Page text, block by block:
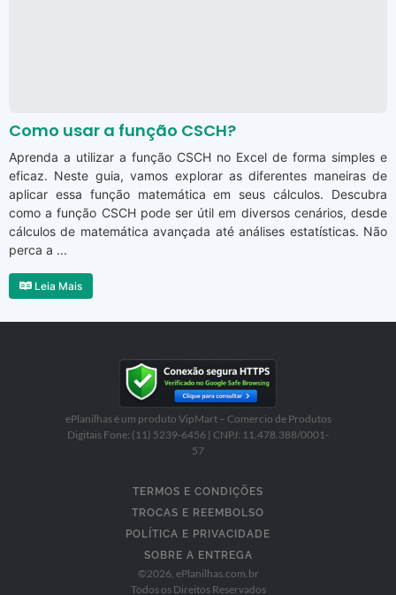
Como usar a função CSCH?
Aprenda a utilizar a função CSCH no Excel de forma simples e
eficaz. Neste guia, vamos explorar as diferentes maneiras de
aplicar essa função matemática em seus cálculos. Descubra
como a função CSCH pode ser útil em diversos cenários, desde
cálculos de matemática avançada até análises estatísticas. Não
perca a ...
Leia Mais
ePlanilhas é um produto VipMart – Comercio de Produtos
Digitais Fone: (11) 5239-6456 | CNPJ: 11.478.388/0001-
57
TERMOS E CONDIÇÕES
TROCAS E REEMBOLSO
POLÍTICA E PRIVACIDADE
SOBRE A ENTREGA
©2026 , ePlanilhas.com.br
Todos os Direitos Reservados